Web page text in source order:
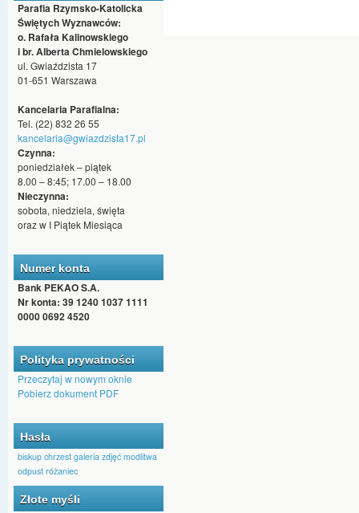
Parafia Rzymsko-Katolicka
Świętych Wyznawców:
o. Rafała Kalinowskiego
i br. Alberta Chmielowskiego
ul. Gwiaździsta 17
01-651 Warszawa
Kancelaria Parafialna:
Tel. (22) 832 26 55
kancelaria@gwiazdzista17.pl
Czynna:
poniedziałek – piątek
8.00 – 8:45; 17.00 – 18.00
Nieczynna:
sobota, niedziela, święta
oraz w I Piątek Miesiąca
Numer konta
Bank PEKAO S.A.
Nr konta: 39 1240 1037 1111
0000 0692 4520
Polityka prywatności
Przeczytaj w nowym oknie
Pobierz dokument PDF
Hasła
biskup chrzest galeria zdjęć modlitwa
odpust różaniec
Złote myśli